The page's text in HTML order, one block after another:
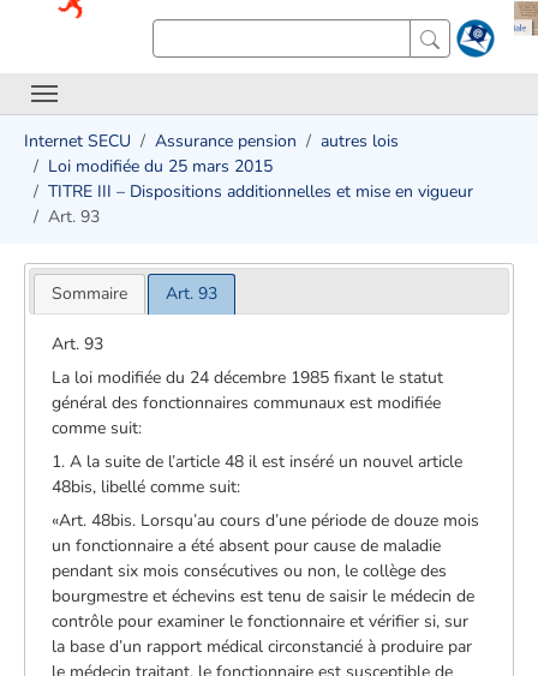
Internet SECU Assurance pension
autres lois
Loi modifiée du 25 mars 2015
TITRE III – Dispositions additionnelles et mise en vigueur
Art. 93
Sommaire Art. 93
Art. 93
La loi modifiée du 24 décembre 1985 fixant le statut
général des fonctionnaires communaux est modifiée
comme suit:
1. A la suite de l’article 48 il est inséré un nouvel article
48bis, libellé comme suit:
«Art. 48bis. Lorsqu’au cours d’une période de douze mois
un fonctionnaire a été absent pour cause de maladie
pendant six mois consécutives ou non, le collège des
bourgmestre et échevins est tenu de saisir le médecin de
contrôle pour examiner le fonctionnaire et vérifier si, sur
la base d’un rapport médical circonstancié à produire par
le médecin traitant, le fonctionnaire est susceptible de